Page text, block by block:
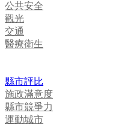
公共安全
觀光
交通
醫療衛生
縣市評比
施政滿意度
縣市競爭力
運動城市